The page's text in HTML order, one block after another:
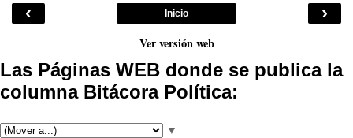
‹ ›
Inicio
Ver versión web
Las Páginas WEB donde se publica la
columna Bitácora Política:
▼